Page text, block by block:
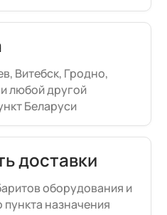
Витебск, Гродно,
любой другой
Беларуси
доставки
оборудования и
пункта назначения